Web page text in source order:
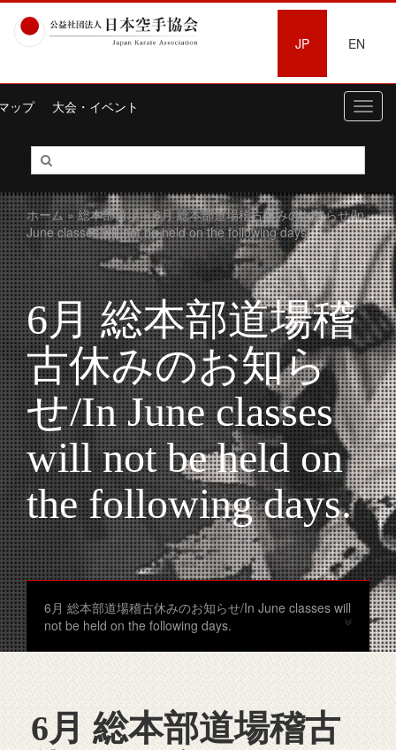
JP EN
ップ 大会・イベント
ホーム»総本部道場» 6月 総本部道場稽古休みのお知らせ/In
June classes will not be held on the following days.
6月 総本部道場稽
古休みのお知ら
せ/In June classes
will not be held on
the following days.
6月 総本部道場稽古休みのお知らせ/In June classes will
not be held on the following days.
6月 総本部道場稽古